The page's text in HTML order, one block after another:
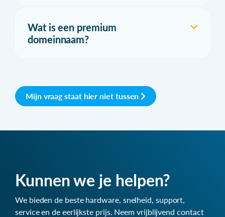
Wat is een premium
domeinnaam?
Mijn vraag staat hier niet tussen
Kunnen we je helpen?
We bieden de beste hardware, snelheid, support,
service en de eerlijkste prijs. Neem vrijblijvend contact